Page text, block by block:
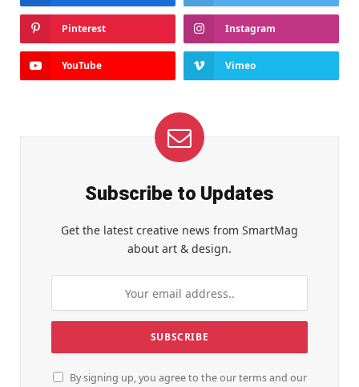
Pinterest Instagram
YouTube Vimeo
Subscribe to Updates
Get the latest creative news from SmartMag
about art & design.
By signing up, you agree to the our terms and our